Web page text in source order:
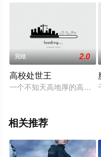
完结 2.0
高校处世王
一个不知天高地厚的高中
相关推荐